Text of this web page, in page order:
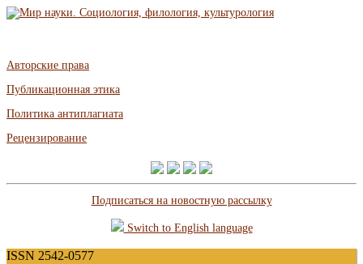
Авторские права
Публикационная этика
Политика антиплагиата
Рецензирование
Подписаться на новостную рассылку
Switch to English language
ISSN 2542-0577